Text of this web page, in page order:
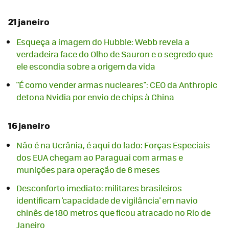
21 janeiro
Esqueça a imagem do Hubble: Webb revela a
verdadeira face do Olho de Sauron e o segredo que
ele escondia sobre a origem da vida
"É como vender armas nucleares": CEO da Anthropic
detona Nvidia por envio de chips à China
16 janeiro
Não é na Ucrânia, é aqui do lado: Forças Especiais
dos EUA chegam ao Paraguai com armas e
munições para operação de 6 meses
Desconforto imediato: militares brasileiros
identificam 'capacidade de vigilância' em navio
chinês de 180 metros que ficou atracado no Rio de
Janeiro